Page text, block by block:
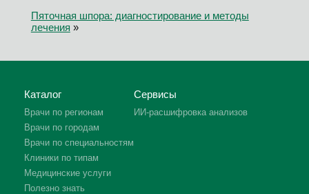
Пяточная шпора: диагностирование и методы
лечения »
Каталог
Врачи по регионам
Врачи по городам
Врачи по специальностям
Клиники по типам
Медицинские услуги
Полезно знать
Сервисы
ИИ-расшифровка анализов